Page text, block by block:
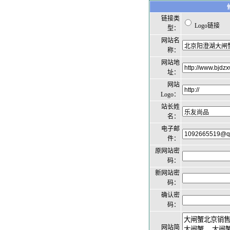
链接类
型：
Logo链接
网站名
称：
网站地
址：
网站
Logo：
站长姓
名：
电子邮
件：
原网站密
码：
新网站密
码：
确认密
码：
网站简